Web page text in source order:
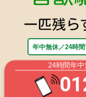
年中無休／24時
24時間年中